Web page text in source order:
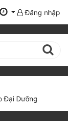
Đăng nhập
Đại Dưỡng